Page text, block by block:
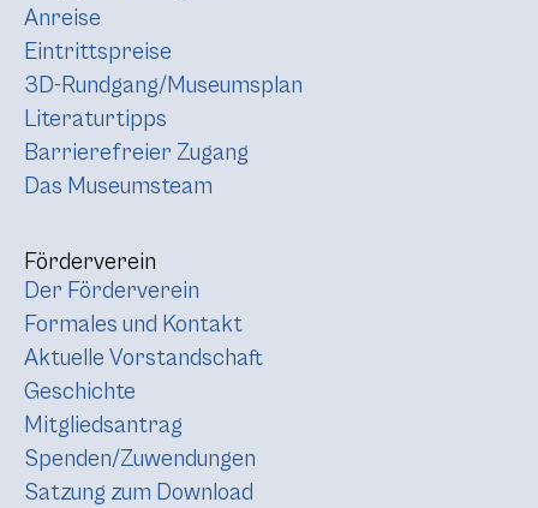
Anreise
Eintrittspreise
3D-Rundgang/Museumsplan
Literaturtipps
Barrierefreier Zugang
Das Museumsteam
Förderverein
Der Förderverein
Formales und Kontakt
Aktuelle Vorstandschaft
Geschichte
Mitgliedsantrag
Spenden/Zuwendungen
Satzung zum Download